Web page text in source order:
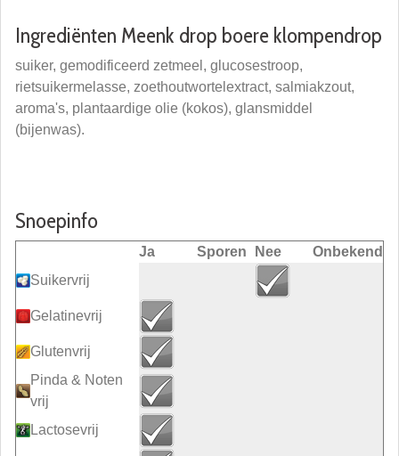
Ingrediënten Meenk drop boere klompendrop
suiker, gemodificeerd zetmeel, glucosestroop,
rietsuikermelasse, zoethoutwortelextract, salmiakzout,
aroma's, plantaardige olie (kokos), glansmiddel
(bijenwas).
Snoepinfo
Ja Sporen Nee
Onbekend
Suikervrij
Gelatinevrij
Glutenvrij
Pinda & Noten
vrij
Lactosevrij